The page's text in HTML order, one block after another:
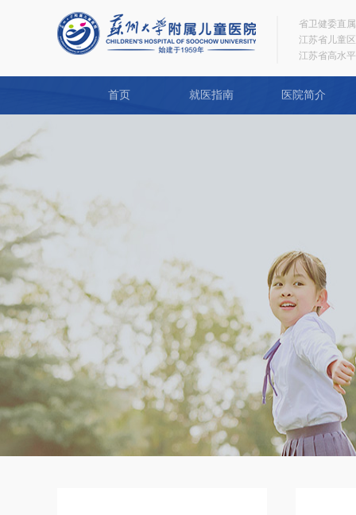
省卫健委直
江苏省儿童
江苏省高水
首页 就医指南 医院简介